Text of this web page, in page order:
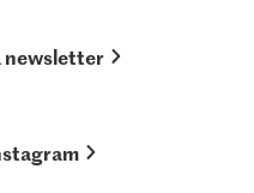
newsletter